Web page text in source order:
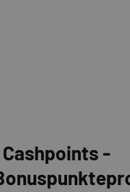
Cashpoints -